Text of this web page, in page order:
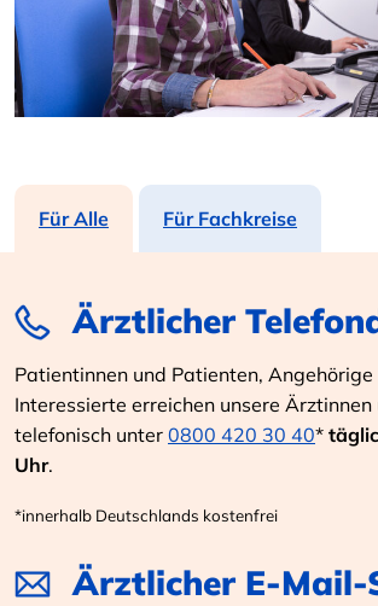
Für Alle Für Fachkreise
Ärztlicher
Patientinnen und Patienten, Angehörige
Interessierte erreichen unsere
telefonisch unter 0800 420 30 40*
Uhr.
*innerhalb Deutschlands kostenfrei
Ärztlicher E-Mail-